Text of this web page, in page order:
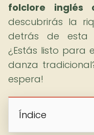
folclore
descubrirás la
detrás de esta
¿Estás listo para
danza
espera!
Índice